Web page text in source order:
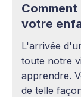
votre
L'arrivée
toute notre
apprendre.
de telle